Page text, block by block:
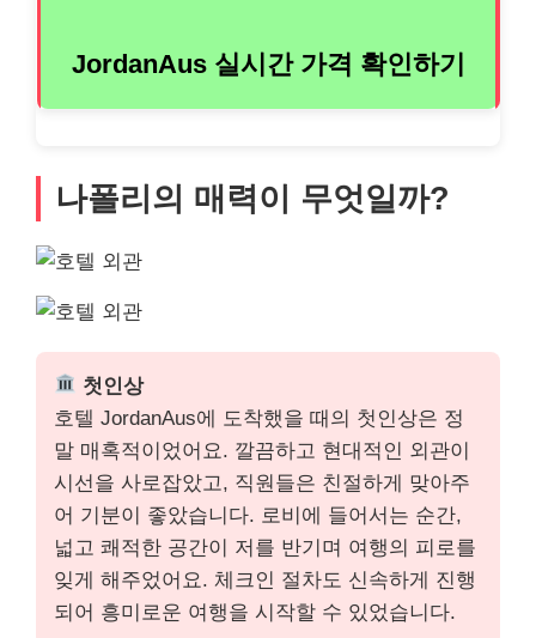
JordanAus 실시간 가격 확인하기
나폴리의 매력이 무엇일까?
첫인상
호텔 JordanAus에 도착했을 때의 첫인상은 정
말 매혹적이었어요. 깔끔하고 현대적인 외관이
시선을 사로잡았고, 직원들은 친절하게 맞아주
어 기분이 좋았습니다. 로비에 들어서는 순간,
넓고 쾌적한 공간이 저를 반기며 여행의 피로를
잊게 해주었어요. 체크인 절차도 신속하게 진행
되어 흥미로운 여행을 시작할 수 있었습니다.